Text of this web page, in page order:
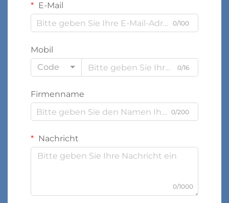
E-Mail
0/100
Mobil
Code
0/16
Firmenname
0/200
Nachricht
0/1000